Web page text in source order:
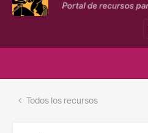
Todos los recursos